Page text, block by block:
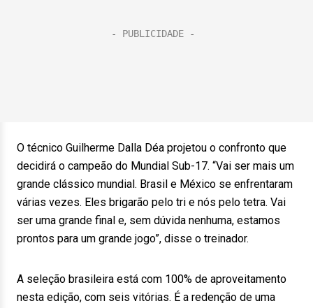
O técnico Guilherme Dalla Déa projetou o confronto que
decidirá o campeão do Mundial Sub-17. “Vai ser mais um
grande clássico mundial. Brasil e México se enfrentaram
várias vezes. Eles brigarão pelo tri e nós pelo tetra. Vai
ser uma grande final e, sem dúvida nenhuma, estamos
prontos para um grande jogo”, disse o treinador.
A seleção brasileira está com 100% de aproveitamento
nesta edição, com seis vitórias. É a redenção de uma